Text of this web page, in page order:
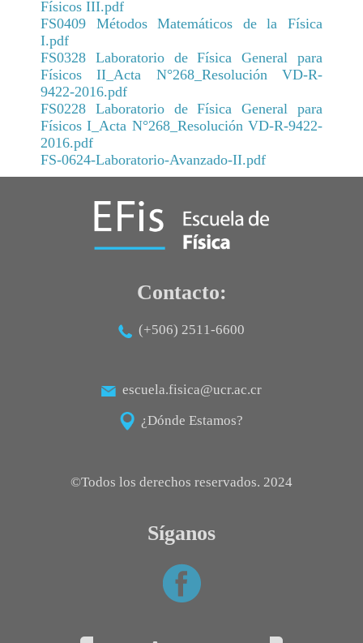
Físicos III.pdf
FS0409 Métodos Matemáticos de la Física
I.pdf
FS0328 Laboratorio de Física General para
Físicos II_Acta N°268_Resolución VD-R-
9422-2016.pdf
FS0228 Laboratorio de Física General para
Físicos I_Acta N°268_Resolución VD-R-9422-
2016.pdf
FS-0624-Laboratorio-Avanzado-II.pdf
Contacto:
(+506) 2511-6600
escuela.fisica@ucr.ac.cr
¿Dónde Estamos?
©Todos los derechos reservados. 2024
Síganos